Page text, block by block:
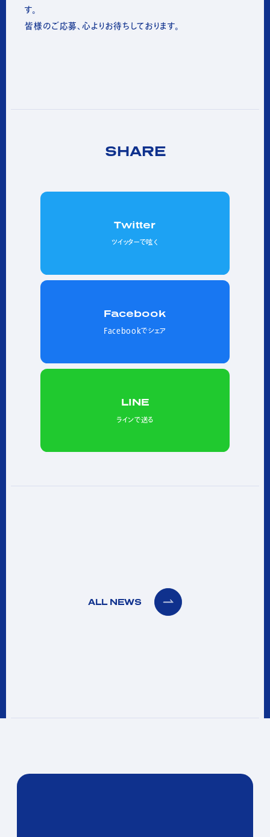
す。
皆様のご応募、心よりお待ちしております。
SHARE
Twitter
ツイッターで呟く
Facebook
Facebookでシェア
LINE
ラインで送る
ALL NEWS